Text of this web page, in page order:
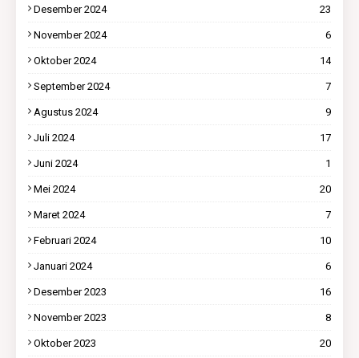
Desember 2024 23
November 2024 6
Oktober 2024 14
September 2024 7
Agustus 2024 9
Juli 2024 17
Juni 2024 1
Mei 2024 20
Maret 2024 7
Februari 2024 10
Januari 2024 6
Desember 2023 16
November 2023 8
Oktober 2023 20